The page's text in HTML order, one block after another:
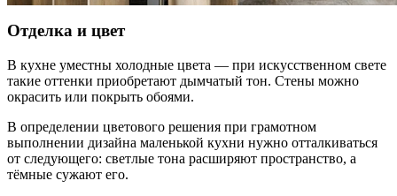
Отделка и цвет
В кухне уместны холодные цвета — при искусственном свете
такие оттенки приобретают дымчатый тон. Стены можно
окрасить или покрыть обоями.
В определении цветового решения при грамотном
выполнении дизайна маленькой кухни нужно отталкиваться
от следующего: светлые тона расширяют пространство, а
тёмные сужают его.